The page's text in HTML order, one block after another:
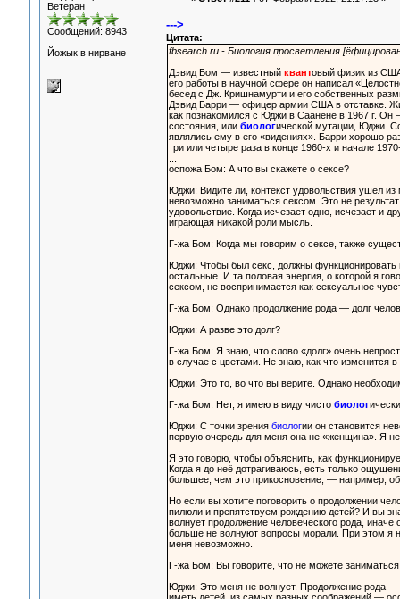
Ветеран
Сообщений: 8943
Йожык в нирване
--->
Цитата:
fbsearch.ru - Биология просветления
Дэвид Бом — известный квантовый физик из
его работы в научной сфере он написал
бесед с Дж. Кришнамурти и его собственных
Дэвид Барри — офицер армии США в отставке.
как познакомился с Юджи в Саанене в 1967 г. Он
состояния, или биологической мутации, Юджи.
являлись ему в его «видениях». Барри хорошо
три или четыре раза в конце 1960-х и начале
оспожа Бом: А что вы скажете о сексе?
Юджи: Видите ли, контекст удовольствия ушёл
невозможно заниматься сексом. Это не
удовольствие. Когда исчезает одно, исчезает и
играющая никакой роли мысль.
Г-жа Бом: Когда мы говорим о сексе, также
Юджи: Чтобы был секс, должны
остальные. И та половая энергия, о которой я
сексом, не воспринимается как сексуальное
Г-жа Бом: Однако продолжение рода — долг
Юджи: А разве это долг?
Г-жа Бом: Я знаю, что слово «долг» очень
в случае с цветами. Не знаю, как что изменится
Юджи: Это то, во что вы верите. Однако
Г-жа Бом: Нет, я имею в виду чисто биолог
Юджи: С точки зрения биологии он становится
первую очередь для меня она не «женщина». Я
Я это говорю, чтобы объяснить, как
Когда я до неё дотрагиваюсь, есть только
большее, чем это прикосновение, — например,
Но если вы хотите поговорить о продолжении
пилюли и препятствуем рождению детей? И вы
волнует продолжение человеческого рода,
больше не волнуют вопросы морали. При этом я
меня невозможно.
Г-жа Бом: Вы говорите, что не можете
Юджи: Это меня не волнует. Продолжение рода —